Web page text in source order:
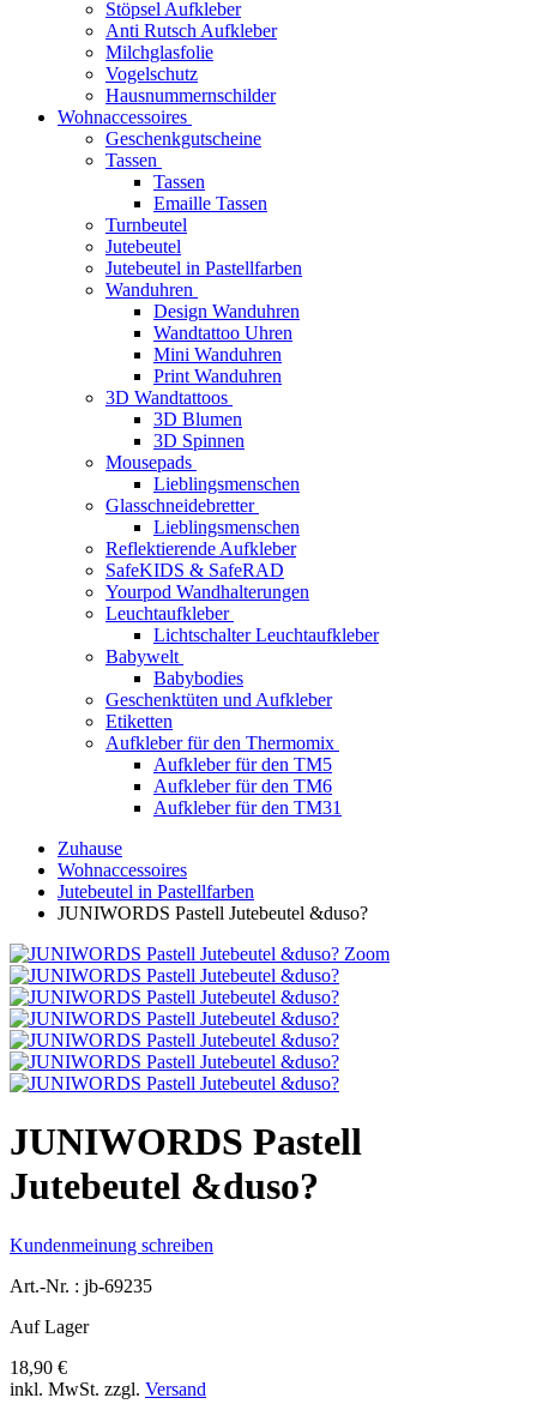
Stöpsel Aufkleber
Anti Rutsch Aufkleber
Milchglasfolie
Vogelschutz
Hausnummernschilder
Wohnaccessoires
Geschenkgutscheine
Tassen
Tassen
Emaille Tassen
Turnbeutel
Jutebeutel
Jutebeutel in Pastellfarben
Wanduhren
Design Wanduhren
Wandtattoo Uhren
Mini Wanduhren
Print Wanduhren
3D Wandtattoos
3D Blumen
3D Spinnen
Mousepads
Lieblingsmenschen
Glasschneidebretter
Lieblingsmenschen
Reflektierende Aufkleber
SafeKIDS & SafeRAD
Yourpod Wandhalterungen
Leuchtaufkleber
Lichtschalter Leuchtaufkleber
Babywelt
Babybodies
Geschenktüten und Aufkleber
Etiketten
Aufkleber für den Thermomix
Aufkleber für den TM5
Aufkleber für den TM6
Aufkleber für den TM31
Zuhause
Wohnaccessoires
Jutebeutel in Pastellfarben
JUNIWORDS Pastell Jutebeutel &duso?
Zoom
JUNIWORDS Pastell
Jutebeutel &duso?
Kundenmeinung schreiben
Art.-Nr. : jb-69235
Auf Lager
18,90 €
inkl. MwSt. zzgl. Versand